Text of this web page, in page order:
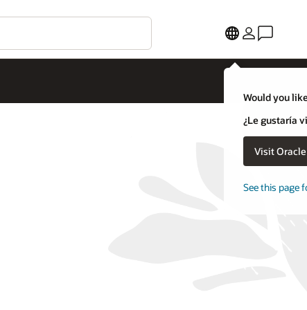
Would you
¿Le gustaría
Visit
See this page